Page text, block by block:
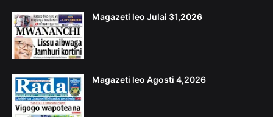
Magazeti leo Julai 31,2026
Magazeti leo Agosti 4,2026